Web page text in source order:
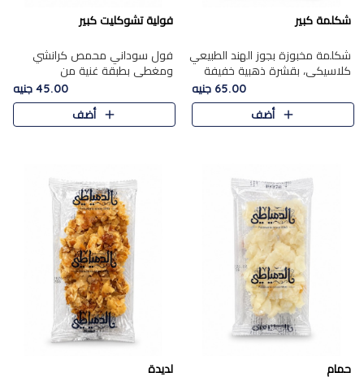
شكلمة كبير
شكلمة مخبوزة بجوز الهند الطبيعي
كلاسيكي، بقشرة ذهبية خفيفة
وقلب طري رطب يذوب في الفم،
تمنحك المذاق الشرقي الحلو الأصيل
التقليدي في كل لقمة.
65.00 جنيه
أضف
فولية تشوكليت كبير
فول سوداني محمص كرانشي
ومغطى بطبقة غنية من
الشوكولاتة، يجمع بين طعم
القرمشة الأصيلة الكلاسكيكية
التقليدية للفول السوداني وحلاوة
45.00 جنيه
أضف
حمام لديدة